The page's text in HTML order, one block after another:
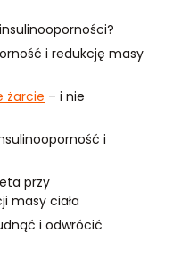
i redukcję masy
żarcie – i nie
i
przy
masy ciała
i odwrócić